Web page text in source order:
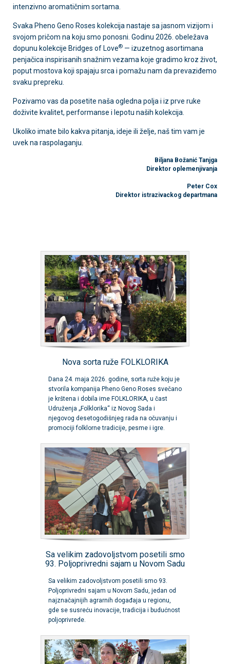
intenzivno aromatičnim sortama.
Svaka Pheno Geno Roses kolekcija nastaje sa jasnom vizijom i
svojom pričom na koju smo ponosni. Godinu 2026. obeležava
dopunu kolekcije Bridges of Love® — izuzetnog asortimana
penjačica inspirisanih snažnim vezama koje gradimo kroz život,
poput mostova koji spajaju srca i pomažu nam da prevaziđemo
svaku prepreku.
Pozivamo vas da posetite naša ogledna polja i iz prve ruke
doživite kvalitet, performanse i lepotu naših kolekcija.
Ukoliko imate bilo kakva pitanja, ideje ili želje, naš tim vam je
uvek na raspolaganju.
Biljana Božanić Tanjga
Direktor oplemenjivanja
Peter Cox
Direktor istrazivackog departmana
Nova sorta ruže FOLKLORIKA
Dana 24. maja 2026. godine, sorta ruže koju je
stvorila kompanija Pheno Geno Roses svečano
je krštena i dobila ime FOLKLORIKA, u čast
Udruženja „Folklorika“ iz Novog Sada i
njegovog desetogodišnjeg rada na očuvanju i
promociji folklorne tradicije, pesme i igre.
Sa velikim zadovoljstvom posetili smo
93. Poljoprivredni sajam u Novom Sadu
Sa velikim zadovoljstvom posetili smo 93.
Poljoprivredni sajam u Novom Sadu, jedan od
najznačajnijih agrarnih događaja u regionu,
gde se susreću inovacije, tradicija i budućnost
poljoprivrede.